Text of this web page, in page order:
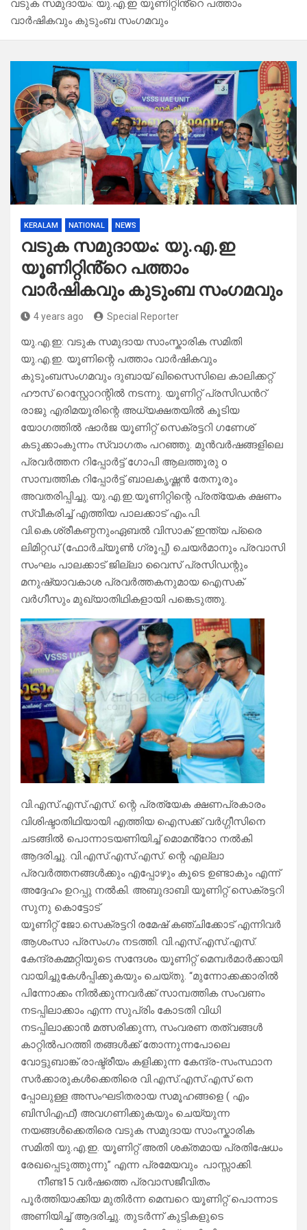
വടുക സമുദായം: യു.എ.ഇ യൂണിറ്റിൻ്റെ പത്താം
വാർഷികവും കുടുംബ സംഗമവും
KERALAM NATIONAL NEWS
വടുക സമുദായം: യു.എ.ഇ
യൂണിറ്റിൻ്റെ പത്താം
വാർഷികവും കുടുംബ സംഗമവും
4 years ago Special Reporter
യു.എ.ഇ: വടുക സമുദായ സാംസ്കാരിക സമിതി
യു.എ.ഇ. യൂണിന്റെ പത്താം വാർഷികവും
കുടുംബസംഗമവും ദുബായ് ഖിസൈസിലെ കാലിക്കറ്റ്
ഹൗസ് റെസ്റ്റോറന്റിൽ നടന്നു. യൂണിറ്റ് പ്രസിഡൻറ്
രാജു എരിമയൂരിന്റെ അധ്യക്ഷതയിൽ കൂടിയ
യോഗത്തിൽ ഷാർജ യൂണിറ്റ് സെക്രട്ടറി ഗണേശ്
കടുക്കാംകുന്നം സ്വാഗതം പറഞ്ഞു. മുൻവർഷങ്ങളിലെ
പ്രവർത്തന റിപ്പോർട്ട് ഗോപി ആലത്തൂരു o
സാമ്പത്തിക റിപ്പോർട്ട് ബാലകൃഷ്ണൻ തേനൂരും
അവതരിപ്പിച്ചു. യു.എ.ഇ.യൂണിറ്റിന്റെ പ്രത്യേക ക്ഷണം
സ്വീകരിച്ച് എത്തിയ പാലക്കാട് എം.പി.
വി.കെ.ശ്രീകണ്ഠനുംഏബൽ വിസാക് ഇന്ത്യ പ്രൈ
ലിമിറ്റഡ് (ഫോർച്യൂൺ ഗ്രൂപ്പ്) ചെയർമാനും പ്രവാസി
സംഘം പാലക്കാട് ജില്ലാ വൈസ് പ്രസിഡന്റും
മനുഷ്യാവകാശ പ്രവർത്തകനുമായ ഐസക്
വർഗീസും മുഖ്യാതിഥികളായി പങ്കെടുത്തു.
വി.എസ്.എസ്.എസ്. ന്റെ പ്രത്യേക ക്ഷണപ്രകാരം
വിശിഷ്ടാതിഥിയായി എത്തിയ ഐസക്ക് വർഗ്ഗീസിനെ
ചടങ്ങിൽ പൊന്നാടയണിയിച്ച് മൊമൻ്റോ നൽകി
ആദരിച്ചു. വി.എസ്.എസ്.എസ്. ന്റെ എല്ലാ
പ്രവർത്തനങ്ങൾക്കും എപ്പോഴും കൂടെ ഉണ്ടാകും എന്ന്
അദ്ദേഹം ഉറപ്പു നൽകി. അബുദാബി യൂണിറ്റ് സെക്രട്ടറി
സുനു കൊട്ടോട്
യൂണിറ്റ് ജോ.സെക്രട്ടറി രമേഷ് കഞ്ചിക്കോട് എന്നിവർ
ആശംസാ പ്രസംഗം നടത്തി. വി.എസ്.എസ്.എസ്.
കേന്ദ്രകമ്മറ്റിയുടെ സന്ദേശം യൂണിറ്റ് മെമ്പർമാർക്കായി
വായിച്ചുകേൾപ്പിക്കുകയും ചെയ്തു. “മുന്നോക്കക്കാരിൽ
പിന്നോക്കം നിൽക്കുന്നവർക്ക് സാമ്പത്തിക സംവണം
നടപ്പിലാക്കാം എന്ന സുപ്രിം കോടതി വിധി
നടപ്പിലാക്കാൻ മത്സരിക്കുന്ന, സംവരണ തത്വങ്ങൾ
കാറ്റിൽപറത്തി തങ്ങൾക്ക് തോന്നുന്നപോലെ
വോട്ടുബാങ്ക് രാഷ്ട്രീയം കളിക്കുന്ന കേന്ദ്ര-സംസ്ഥാന
സർക്കാരുകൾക്കെതിരെ വി.എസ്.എസ്.എസ് നെ
പ്പോലുള്ള അസംഘടിതരായ സമൂഹങ്ങളെ ( എം
ബിസിഎഫ്) അവഗണിക്കുകയും ചെയ്യുന്ന
നയങ്ങൾക്കെതിരെ വടുക സമുദായ സാംസ്കാരിക
സമിതി യു.എ.ഇ. യൂണിറ്റ് അതി ശക്തമായ പ്രതിഷേധം
രേഖപ്പെടുത്തുന്നു” എന്ന പ്രമേയവും പാസ്സാക്കി.
നീണ്ട15 വർഷത്തെ പ്രവാസജീവിതം
പൂർത്തിയാക്കിയ മുതിർന്ന മെമ്പറെ യൂണിറ്റ് പൊന്നാട
അണിയിച്ച് ആദരിച്ചു. തുടർന്ന് കുട്ടികളുടെ